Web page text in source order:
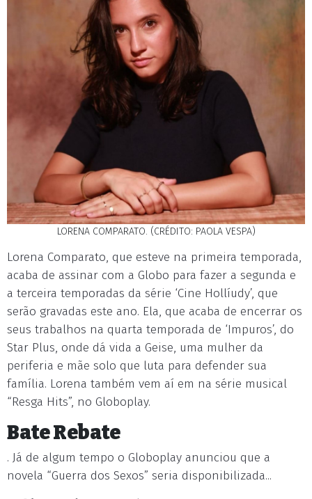
LORENA COMPARATO. (CRÉDITO: PAOLA VESPA)
Lorena Comparato, que esteve na primeira temporada,
acaba de assinar com a Globo para fazer a segunda e
a terceira temporadas da série ‘Cine Hollíudy’, que
serão gravadas este ano. Ela, que acaba de encerrar os
seus trabalhos na quarta temporada de ‘Impuros’, do
Star Plus, onde dá vida a Geise, uma mulher da
periferia e mãe solo que luta para defender sua
família. Lorena também vem aí em na série musical
“Resga Hits”, no Globoplay.
Bate Rebate
. Já de algum tempo o Globoplay anunciou que a
novela “Guerra dos Sexos” seria disponibilizada...